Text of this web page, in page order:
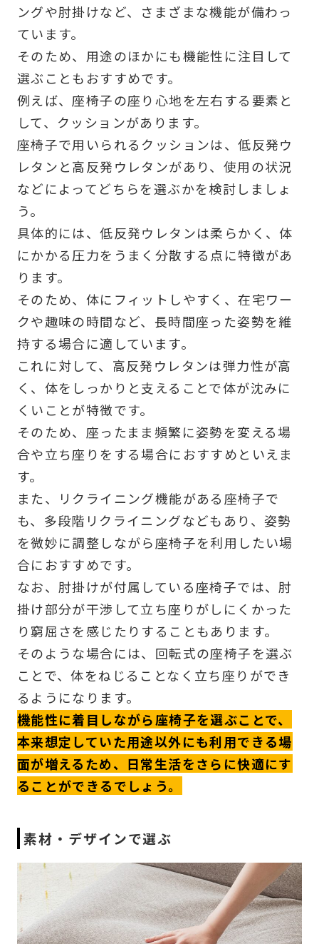
ングや肘掛けなど、さまざまな機能が備わっ
ています。
そのため、用途のほかにも機能性に注目して
選ぶこともおすすめです。
例えば、座椅子の座り心地を左右する要素と
して、クッションがあります。
座椅子で用いられるクッションは、低反発ウ
レタンと高反発ウレタンがあり、使用の状況
などによってどちらを選ぶかを検討しましょ
う。
具体的には、低反発ウレタンは柔らかく、体
にかかる圧力をうまく分散する点に特徴があ
ります。
そのため、体にフィットしやすく、在宅ワー
クや趣味の時間など、長時間座った姿勢を維
持する場合に適しています。
これに対して、高反発ウレタンは弾力性が高
く、体をしっかりと支えることで体が沈みに
くいことが特徴です。
そのため、座ったまま頻繁に姿勢を変える場
合や立ち座りをする場合におすすめといえま
す。
また、リクライニング機能がある座椅子で
も、多段階リクライニングなどもあり、姿勢
を微妙に調整しながら座椅子を利用したい場
合におすすめです。
なお、肘掛けが付属している座椅子では、肘
掛け部分が干渉して立ち座りがしにくかった
り窮屈さを感じたりすることもあります。
そのような場合には、回転式の座椅子を選ぶ
ことで、体をねじることなく立ち座りができ
るようになります。
機能性に着目しながら座椅子を選ぶことで、
本来想定していた用途以外にも利用できる場
面が増えるため、日常生活をさらに快適にす
ることができるでしょう。
素材・デザインで選ぶ